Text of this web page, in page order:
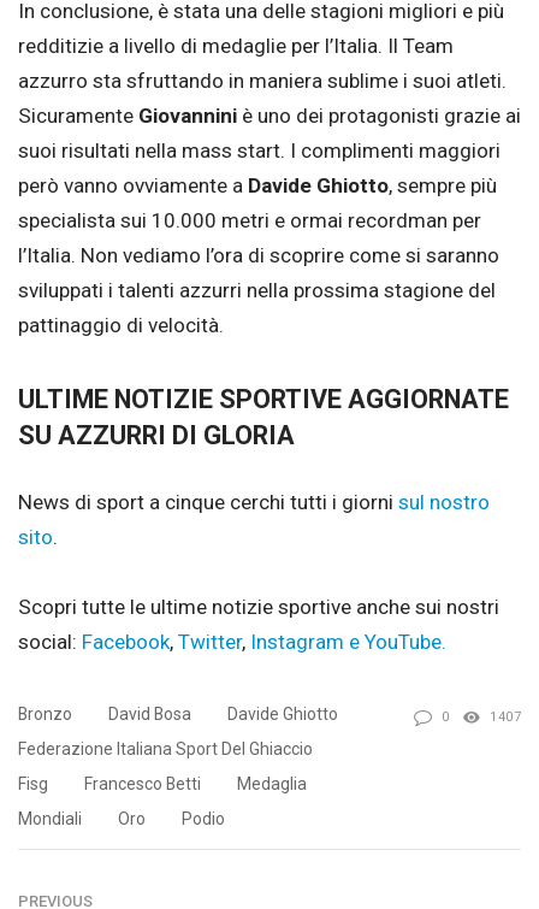
In conclusione, è stata una delle stagioni migliori e più
redditizie a livello di medaglie per l’Italia. Il Team
azzurro sta sfruttando in maniera sublime i suoi atleti.
Sicuramente Giovannini è uno dei protagonisti grazie ai
suoi risultati nella mass start. I complimenti maggiori
però vanno ovviamente a Davide Ghiotto, sempre più
specialista sui 10.000 metri e ormai recordman per
l’Italia. Non vediamo l’ora di scoprire come si saranno
sviluppati i talenti azzurri nella prossima stagione del
pattinaggio di velocità.
ULTIME NOTIZIE SPORTIVE AGGIORNATE
SU AZZURRI DI GLORIA
News di sport a cinque cerchi tutti i giorni sul nostro
sito.
Scopri tutte le ultime notizie sportive anche sui nostri
social: Facebook, Twitter, Instagram e YouTube.
Bronzo David Bosa
Davide Ghiotto
Federazione Italiana Sport Del Ghiaccio
Fisg
Francesco Betti
Medaglia
Mondiali
Oro Podio
0 1407
PREVIOUS